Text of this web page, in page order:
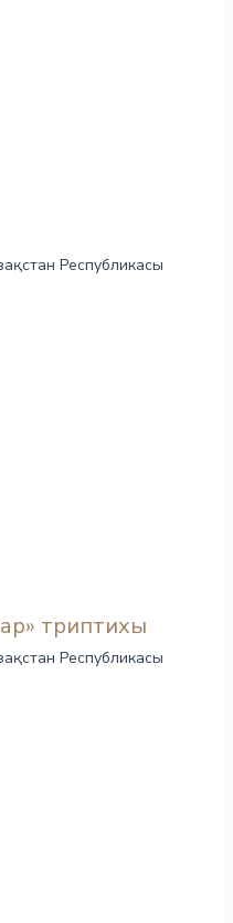
Республикасы
триптихы
Республикасы